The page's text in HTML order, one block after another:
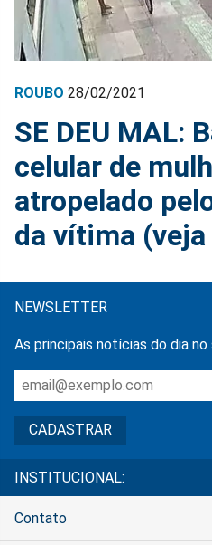
ROUBO 28/02/2021
SE DEU MAL:
celular de
atropelado
da vítima
NEWSLETTER
As principais notícias do dia no
INSTITUCIONAL:
Contato